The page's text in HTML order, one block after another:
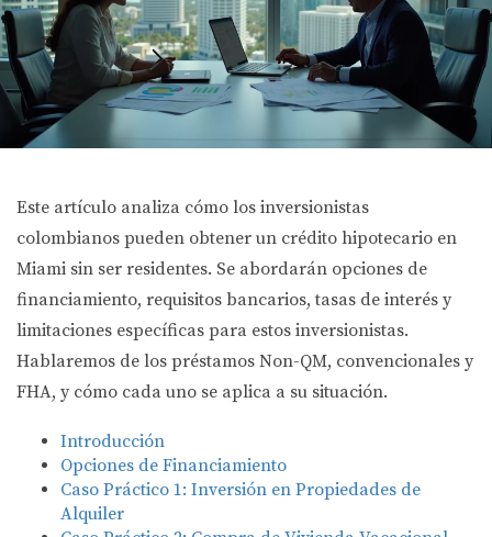
Este artículo analiza cómo los inversionistas
colombianos pueden obtener un crédito hipotecario en
Miami sin ser residentes. Se abordarán opciones de
financiamiento, requisitos bancarios, tasas de interés y
limitaciones específicas para estos inversionistas.
Hablaremos de los préstamos Non-QM, convencionales y
FHA, y cómo cada uno se aplica a su situación.
Introducción
Opciones de Financiamiento
Caso Práctico 1: Inversión en Propiedades de
Alquiler